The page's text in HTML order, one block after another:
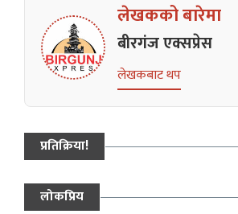
लेखकको बारेमा
बीरगंज एक्सप्रेस
लेखकबाट थप
प्रतिक्रिया!
लोकप्रिय